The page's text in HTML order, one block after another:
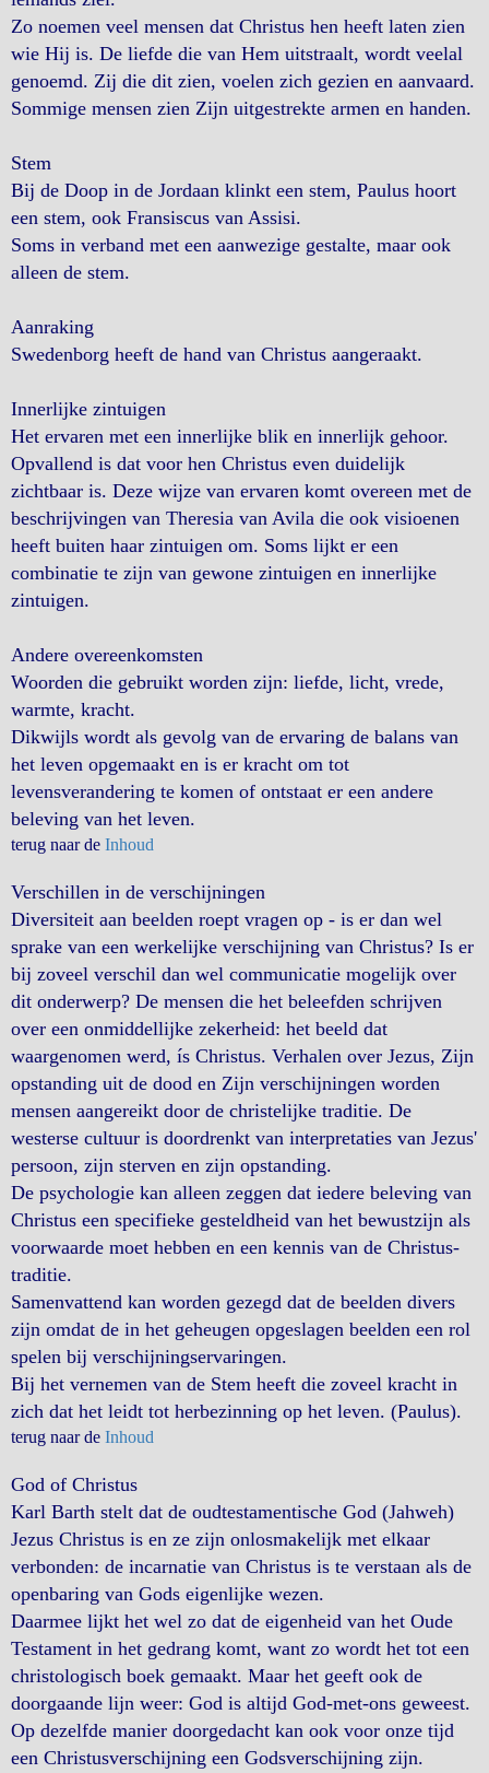
Zo noemen veel mensen dat Christus hen heeft laten zien
wie Hij is. De liefde die van Hem uitstraalt, wordt veelal
genoemd. Zij die dit zien, voelen zich gezien en aanvaard.
Sommige mensen zien Zijn uitgestrekte armen en handen.
Stem
Bij de Doop in de Jordaan klinkt een stem, Paulus hoort
een stem, ook Fransiscus van Assisi.
Soms in verband met een aanwezige gestalte, maar ook
alleen de stem.
Aanraking
Swedenborg heeft de hand van Christus aangeraakt.
Innerlijke zintuigen
Het ervaren met een innerlijke blik en innerlijk gehoor.
Opvallend is dat voor hen Christus even duidelijk
zichtbaar is. Deze wijze van ervaren komt overeen met de
beschrijvingen van Theresia van Avila die ook visioenen
heeft buiten haar zintuigen om. Soms lijkt er een
combinatie te zijn van gewone zintuigen en innerlijke
zintuigen.
Andere overeenkomsten
Woorden die gebruikt worden zijn: liefde, licht, vrede,
warmte, kracht.
Dikwijls wordt als gevolg van de ervaring de balans van
het leven opgemaakt en is er kracht om tot
levensverandering te komen of ontstaat er een andere
beleving van het leven.
terug naar de Inhoud
Verschillen in de verschijningen
Diversiteit aan beelden roept vragen op - is er dan wel
sprake van een werkelijke verschijning van Christus? Is er
bij zoveel verschil dan wel communicatie mogelijk over
dit onderwerp? De mensen die het beleefden schrijven
over een onmiddellijke zekerheid: het beeld dat
waargenomen werd, ís Christus. Verhalen over Jezus, Zijn
opstanding uit de dood en Zijn verschijningen worden
mensen aangereikt door de christelijke traditie. De
westerse cultuur is doordrenkt van interpretaties van Jezus'
persoon, zijn sterven en zijn opstanding.
De psychologie kan alleen zeggen dat iedere beleving van
Christus een specifieke gesteldheid van het bewustzijn als
voorwaarde moet hebben en een kennis van de Christus-
traditie.
Samenvattend kan worden gezegd dat de beelden divers
zijn omdat de in het geheugen opgeslagen beelden een rol
spelen bij verschijningservaringen.
Bij het vernemen van de Stem heeft die zoveel kracht in
zich dat het leidt tot herbezinning op het leven. (Paulus).
terug naar de Inhoud
God of Christus
Karl Barth stelt dat de oudtestamentische God (Jahweh)
Jezus Christus is en ze zijn onlosmakelijk met elkaar
verbonden: de incarnatie van Christus is te verstaan als de
openbaring van Gods eigenlijke wezen.
Daarmee lijkt het wel zo dat de eigenheid van het Oude
Testament in het gedrang komt, want zo wordt het tot een
christologisch boek gemaakt. Maar het geeft ook de
doorgaande lijn weer: God is altijd God-met-ons geweest.
Op dezelfde manier doorgedacht kan ook voor onze tijd
een Christusverschijning een Godsverschijning zijn.